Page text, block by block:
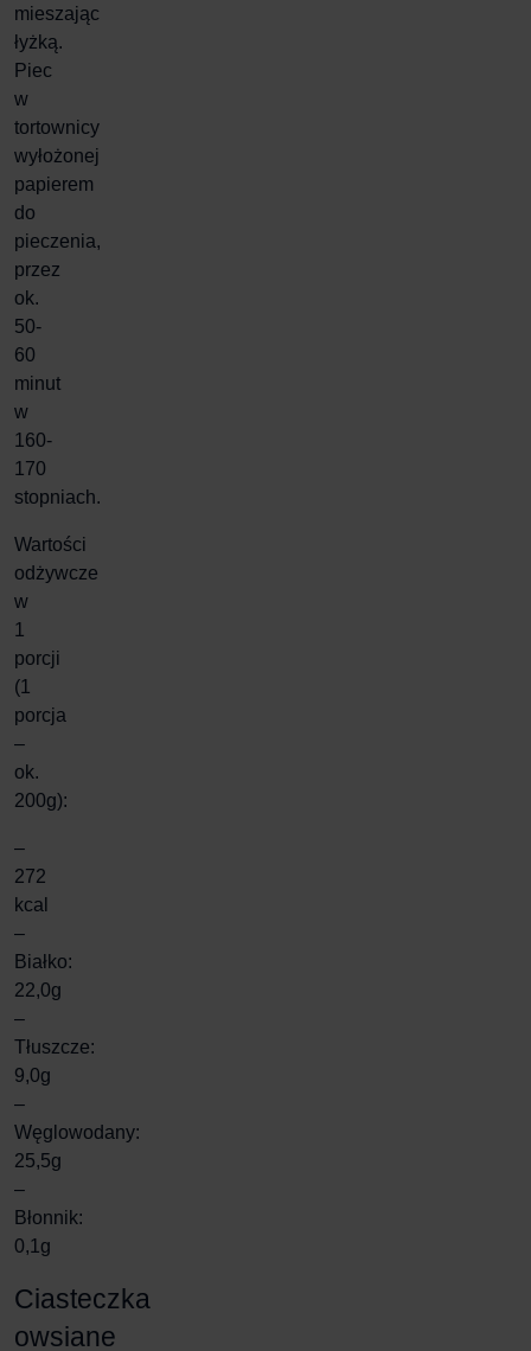
mieszając
łyżką.
Piec
w
tortownicy
wyłożonej
papierem
do
pieczenia,
przez
ok.
50-
60
minut
w
160-
170
stopniach.
Wartości
odżywcze
w
1
porcji
(1
porcja
–
ok.
200g):
–
272
kcal
–
Białko:
22,0g
–
Tłuszcze:
9,0g
–
Węglowodany:
25,5g
–
Błonnik:
0,1g
Ciasteczka
owsiane